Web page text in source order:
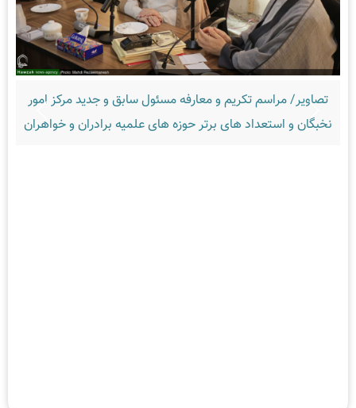
مراسم تکریم و معارفه مسئول سابق و جدید مرکز امور
و استعداد های برتر حوزه های علمیه برادران و خواهران
تصاویر/
حضور طلاب